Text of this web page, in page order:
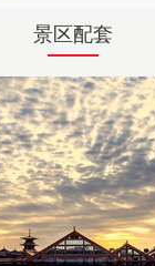
景区配套